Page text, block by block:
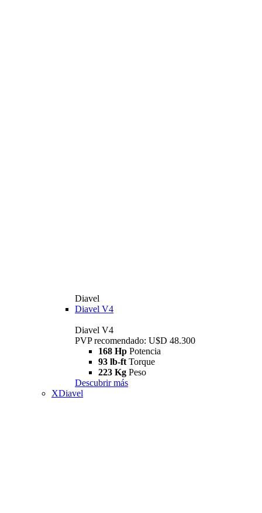
Diavel
Diavel V4
Diavel V4
PVP recomendado: U$D 48.300
168 Hp Potencia
93 lb-ft Torque
223 Kg Peso
Descubrir más
XDiavel